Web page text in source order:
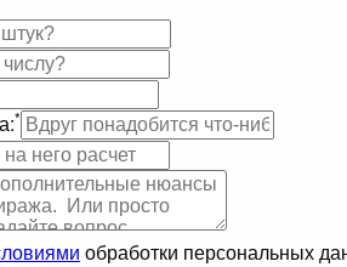
*
обработки персональных